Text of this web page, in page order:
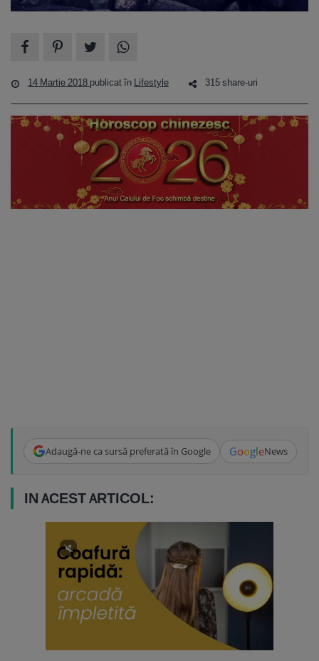
14 Martie 2018 publicat în Lifestyle 315 share-uri
Adaugă-ne ca sursă preferată în Google GoogleNews
IN ACEST ARTICOL: